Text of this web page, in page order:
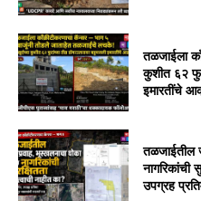
तळजाईला
कुशीत ६२
इमारतींचे
तळजाईतील
नागरिकांची
उपग्रह